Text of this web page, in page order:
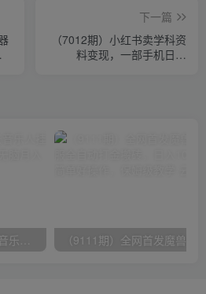
下一篇
（7012期）小红书卖学科资
料变现，一部手机日入